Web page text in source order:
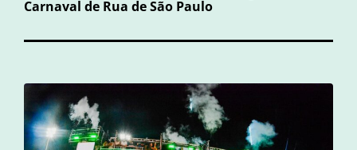
Carnaval de Rua de São Paulo